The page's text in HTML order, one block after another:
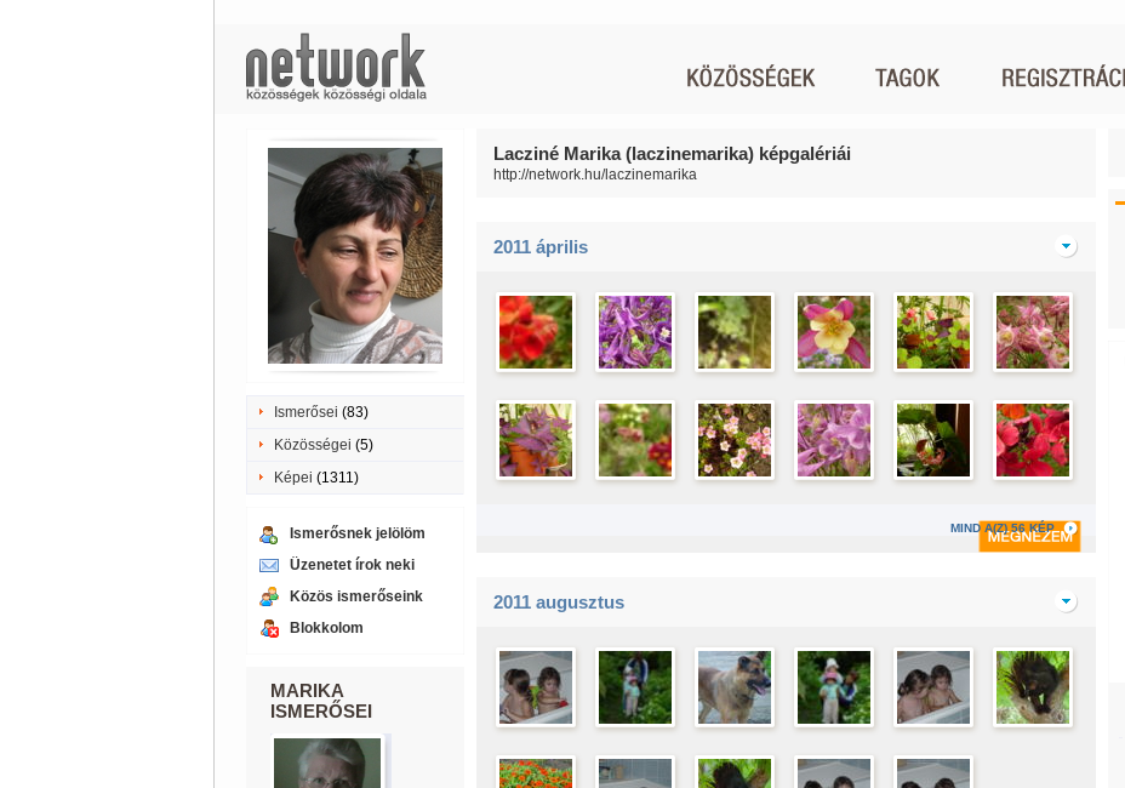
Ismerősei (83)
Közösségei (5)
Képei (1311)
Ismerősnek jelölöm
Üzenetet írok neki
Közös ismerőseink
Blokkolom
MARIKA
ISMERŐSEI
Lacziné Marika (laczinemarika) képgalériái
http://network.hu/laczinemarika
2011 április
MIND A(Z) 56 KÉP
2011 augusztus